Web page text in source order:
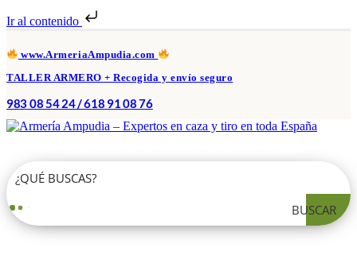
Ir al contenido
www.ArmeriaAmpudia.com
TALLER ARMERO + Recogida y envío seguro
983 08 54 24 / 618 91 08 76
BUSCAR